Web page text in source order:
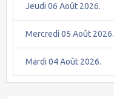
Jeudi 06 Août 2026.
Mercredi 05 Août 2026.
Mardi 04 Août 2026.